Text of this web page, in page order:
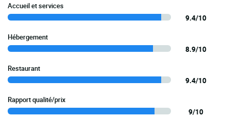
Accueil et services
9.4/10
Hébergement
8.9/10
Restaurant
9.4/10
Rapport qualité/prix
9/10